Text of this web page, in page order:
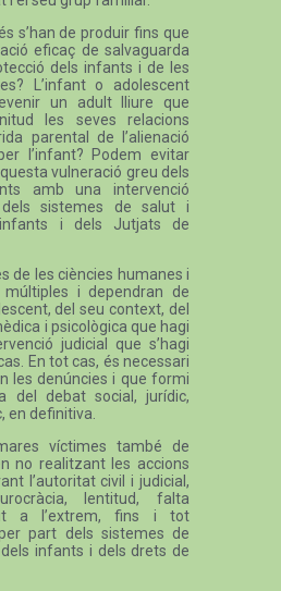
s’han de produir fins que
eficaç de salvaguarda
dels infants i de les
L’infant o adolescent
un adult lliure que
les seves relacions
parental de l’alienació
l’infant? Podem evitar
vulneració greu dels
amb una intervenció
dels sistemes de salut i
i dels Jutjats de
de les ciències humanes i
i dependran de
del seu context, del
i psicològica que hagi
judicial que s’hagi
En tot cas, és necessari
les denúncies i que formi
del debat social, jurídic,
en definitiva.
víctimes també de
no realitzant les accions
l’autoritat civil i judicial,
lentitud, falta
a l’extrem, fins i tot
per part dels sistemes de
infants i dels drets de